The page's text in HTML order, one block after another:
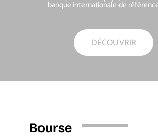
banque internationale de
DÉCOUVRIR
Bourse